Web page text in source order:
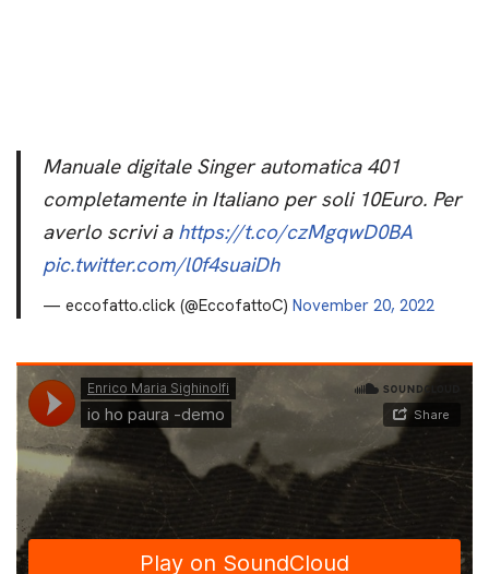
Manuale digitale Singer automatica 401
completamente in Italiano per soli 10Euro. Per
averlo scrivi a https://t.co/czMgqwD0BA
pic.twitter.com/l0f4suaiDh
— eccofatto.click (@EccofattoC) November 20, 2022